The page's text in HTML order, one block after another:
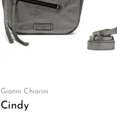
Gianni Chiarini
Cindy